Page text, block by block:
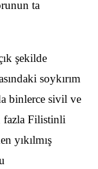
ta
şekilde
soykırım
binlerce sivil ve
fazla Filistinli
yıkılmış